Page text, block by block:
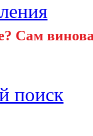
Сам
поиск